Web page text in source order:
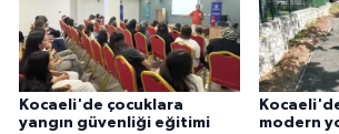
Kocaeli'de çocuklara
yangın güvenliği eğitimi
modern